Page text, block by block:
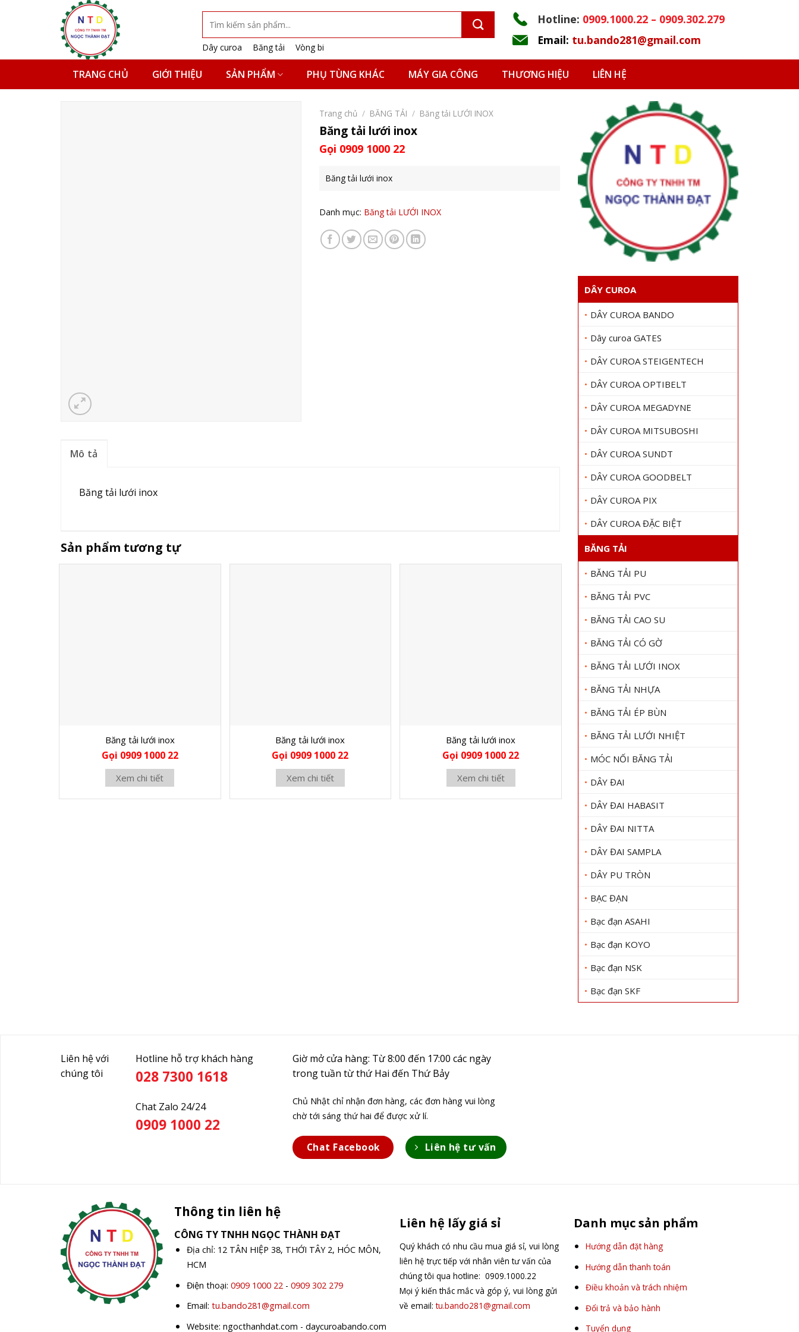
kiếm:
Dây curoa
Băng tải Vòng bi
Hotline: 0909.1000.22 – 0909.302.279
Email: tu.bando281@gmail.com
TRANG CHỦ GIỚI THIỆU SẢN PHẨM PHỤ TÙNG KHÁC MÁY GIA CÔNG THƯƠNG HIỆU LIÊN HỆ
DÂY CUROA
DÂY CUROA BANDO
Dây curoa GATES
DÂY CUROA STEIGENTECH
DÂY CUROA OPTIBELT
DÂY CUROA MEGADYNE
DÂY CUROA MITSUBOSHI
DÂY CUROA SUNDT
DÂY CUROA GOODBELT
DÂY CUROA PIX
DÂY CUROA ĐẶC BIỆT
BĂNG TẢI
BĂNG TẢI PU
BĂNG TẢI PVC
BĂNG TẢI CAO SU
BĂNG TẢI CÓ GỜ
BĂNG TẢI LƯỚI INOX
BĂNG TẢI NHỰA
BĂNG TẢI ÉP BÙN
BĂNG TẢI LƯỚI NHIỆT
MÓC NỐI BĂNG TẢI
DÂY ĐAI
DÂY ĐAI HABASIT
DÂY ĐAI NITTA
DÂY ĐAI SAMPLA
DÂY PU TRÒN
BẠC ĐẠN
Bạc đạn ASAHI
Bạc đạn KOYO
Bạc đạn NSK
Bạc đạn SKF
Trang chủ / BĂNG TẢI / Băng tải LƯỚI INOX
Băng tải lưới inox
Gọi 0909 1000 22
Băng tải lưới inox
Danh mục: Băng tải LƯỚI INOX
Mô tả
Băng tải lưới inox
Sản phẩm tương tự
Băng tải lưới inox
Gọi 0909 1000 22
Xem chi tiết
Băng tải lưới inox
Gọi 0909 1000 22
Xem chi tiết
Băng tải lưới inox
Gọi 0909 1000 22
Xem chi tiết
Băng tải lưới inox XÍCH2062
Gọi 0909 1000 22
Liên hệ với
chúng tôi
Hotline hỗ trợ khách hàng
028 7300 1618
Chat Zalo 24/24
0909 1000 22
Giờ mở cửa hàng: Từ 8:00 đến 17:00 các ngày
trong tuần từ thứ Hai đến Thứ Bảy
Chủ Nhật chỉ nhận đơn hàng, các đơn hàng vui lòng
chờ tới sáng thứ hai để được xử lí.
Chat Facebook Liên hệ tư vấn
Thông tin liên hệ
CÔNG TY TNHH NGỌC THÀNH ĐẠT
Địa chỉ: 12 TÂN HIỆP 38, THỚI TÂY 2, HÓC MÔN,
HCM
Điện thoại:0909 1000 22 -0909 302 279
Email:tu.bando281@gmail.com
Website: ngocthanhdat.com - daycuroabando.com
Liên hệ lấy giá sỉ
Quý khách có nhu cầu mua giá sỉ, vui lòng
liên hệ trực tiếp với nhân viên tư vấn của
chúng tôi qua hotline: 0909.1000.22
Mọi ý kiến thắc mắc và góp ý, vui lòng gửi
về email:tu.bando281@gmail.com
Danh mục sản phẩm
Hướng dẫn đặt hàng
Hướng dẫn thanh toán
Điều khoản và trách nhiệm
Đổi trả và bảo hành
Tuyển dụng